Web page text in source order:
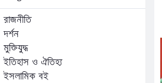
রাজনীতি
দর্শন
মুক্তিযুদ্ধ
ইতিহাস ও ঐতিহ্য
ইসলামিক বই